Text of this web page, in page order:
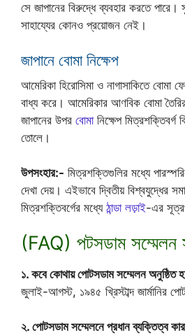
সে জাপানের বিরুদ্ধে ব্যবহার করতে
সাহায্যের কোনও প্রয়োজন নেই।
জাপানে বোমা নিক্ষেপ
আমেরিকা হিরোসিমা ও নাগাসাকিতে বোমা
বাধ্য করে। আমেরিকার আণবিক বোমা
জাপানের উপর বোমা নিক্ষেপ মিত্রশক্তিবর্গ
তোলে।
উপসংহার:- মিত্রশক্তিগুলির মধ্যে
দেখা দেয়। এইভাবে দ্বিতীয় বিশ্বযুদ্ধের
মিত্রশক্তিবর্গের মধ্যে ঠান্ডা লড়াই-এর
(FAQ) পটসডাম সম্মেলন
১. কবে কোথায় পোটসডাম সম্মেলন অনুষ্ঠিত
জুলাই-আগস্ট, ১৯৪৫ খ্রিস্টাব্দ জার্মানির
২. পোটসডাম সম্মেলনে প্রধান ব্যক্তিত্ব